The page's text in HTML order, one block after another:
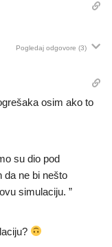
Pogledaj odgovore (3)
osim ako to
su dio pod
da ne bi nešto
simulaciju. ”